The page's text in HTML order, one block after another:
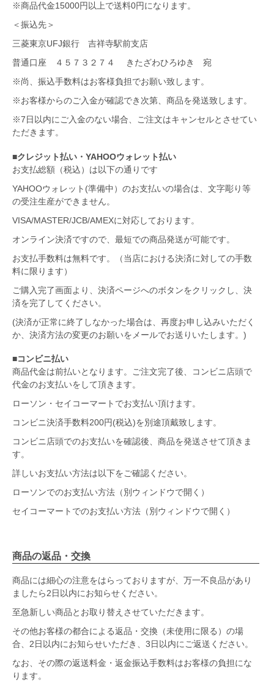
※商品代金15000円以上で送料0円になります。
＜振込先＞
三菱東京UFJ銀行 吉祥寺駅前支店
普通口座 ４５７３２７４ きたざわひろゆき 宛
※尚、振込手数料はお客様負担でお願い致します。
※お客様からのご入金が確認でき次第、商品を発送致します。
※7日以内にご入金のない場合、ご注文はキャンセルとさせてい
ただきます。
■クレジット払い・YAHOOウォレット払い
お支払総額（税込）は以下の通りです
YAHOOウォレット(準備中）のお支払いの場合は、文字彫り等
の受注生産ができません。
VISA/MASTER/JCB/AMEXに対応しております。
オンライン決済ですので、最短での商品発送が可能です。
お支払手数料は無料です。（当店における決済に対しての手数
料に限ります）
ご購入完了画面より、決済ページへのボタンをクリックし、決
済を完了してください。
(決済が正常に終了しなかった場合は、再度お申し込みいただく
か、決済方法の変更のお願いをメールでお送りいたします。)
■コンビニ払い
商品代金は前払いとなります。ご注文完了後、コンビニ店頭で
代金のお支払いをして頂きます。
ローソン・セイコーマートでお支払い頂けます。
コンビニ決済手数料200円(税込)を別途頂戴致します。
コンビニ店頭でのお支払いを確認後、商品を発送させて頂きま
す。
詳しいお支払い方法は以下をご確認ください。
ローソンでのお支払い方法（別ウィンドウで開く）
セイコーマートでのお支払い方法（別ウィンドウで開く）
商品の返品・交換
商品には細心の注意をはらっておりますが、万一不良品があり
ましたら2日以内にお知らせください。
至急新しい商品とお取り替えさせていただきます。
その他お客様の都合による返品・交換（未使用に限る）の場
合、2日以内にお知らせいただき、3日以内にご返送ください。
なお、その際の返送料金・返金振込手数料はお客様の負担にな
ります。